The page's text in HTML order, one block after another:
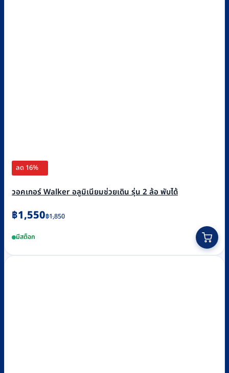
ลด 16%
วอคเกอร์ Walker อลูมิเนียมช่วยเดิน รุ่น 2 ล้อ พับได้
฿1,850
Original
was:
฿1,850.
฿1,550
Current
is:
฿1,550.
มีสต็อก